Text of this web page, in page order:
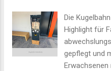
Die
Highlight für
gepflegt und
Erwachsenen